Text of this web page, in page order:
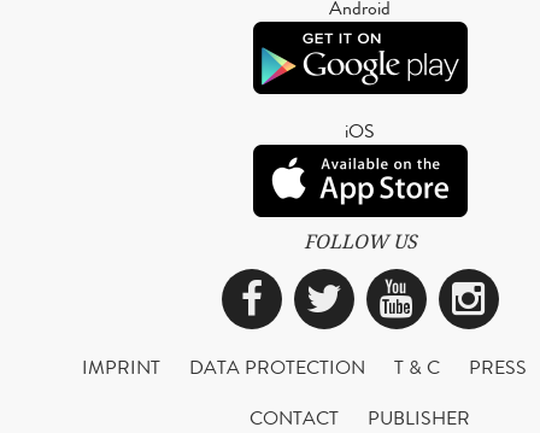
Android
iOS
FOLLOW US
Facebook
Twitter
IMPRINT DATA PROTECTION T & C
PRESS
CONTACT
PUBLISHER